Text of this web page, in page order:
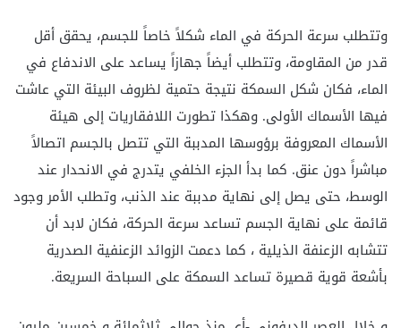
وتتطلب سرعة الحركة في الماء شكلاً خاصاً للجسم، يحقق أقل
قدر من المقاومة، وتتطلب أيضاً جهازاً يساعد على الاندفاع في
الماء، فكان شكل السمكة نتيجة حتمية لظروف البيئة التي عاشت
فيها الأسماك الأولى. وهكذا تطورت اللافقاريات إلى هيئة
الأسماك المعروفة برؤوسها المدببة التي تتصل بالجسم اتصالاً
مباشراً دون عنق. كما بدأ الجزء الخلفي يتدرج في الانحدار عند
الوسط، حتى يصل إلى نهاية مدببة عند الذنب، وتطلب الأمر وجود
قائمة على نهاية الجسم تساعد سرعة الحركة، فكان لابد أن
تتشابه الزعنفة الذيلية ، كما دعمت الزوائد الزعنفية الصدرية
بأشعة قوية قصيرة تساعد السمكة على السباحة السريعة.